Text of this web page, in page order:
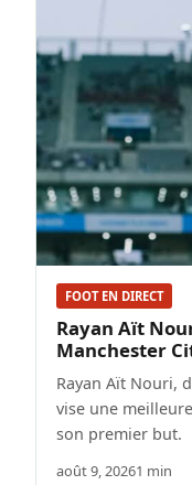
FOOT EN DIRECT
Rayan Aït
Manchester
Rayan Aït Nouri,
vise une
son premier but.
août 9, 20261 min